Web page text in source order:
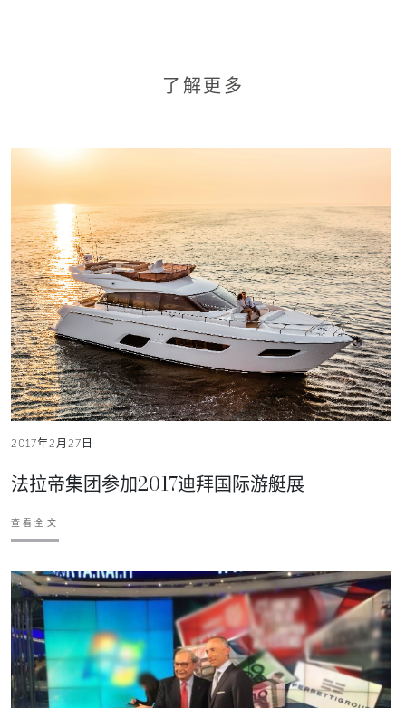
了解更多
2017年2月27日
法拉帝集团参加2017迪拜国际游艇展
查看全文